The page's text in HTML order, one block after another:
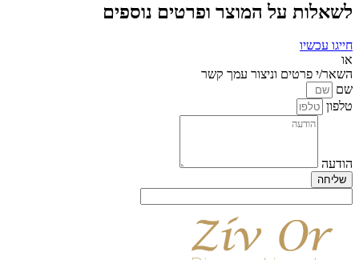
לשאלות על המוצר ופרטים נוספים
חייגו עכשיו
או
השאר/י פרטים וניצור עמך קשר
שם
טלפון
הודעה
שליחה